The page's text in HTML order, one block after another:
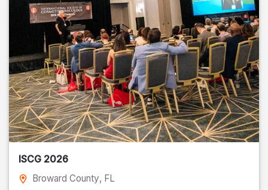
ISCG 2026
Broward County, FL